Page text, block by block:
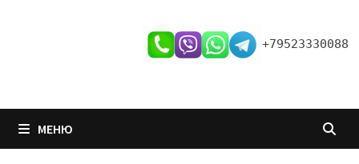
+79523330088
МЕНЮ